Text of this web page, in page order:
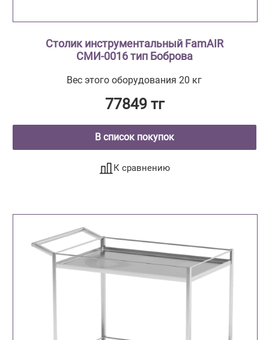
Столик инструментальный FamAIR
СМИ-0016 тип Боброва
Вес этого оборудования 20 кг
77849 тг
В список покупок
К сравнению